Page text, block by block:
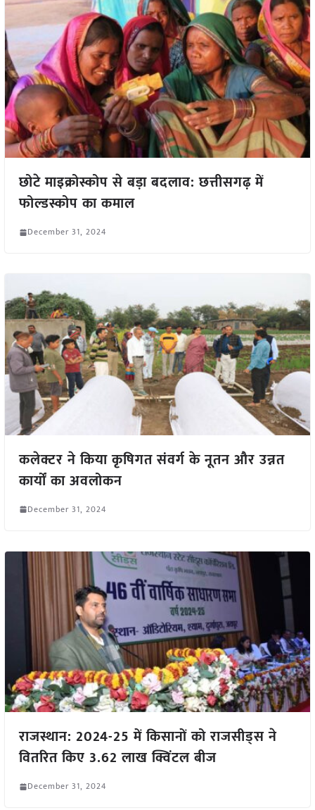
छोटे माइक्रोस्कोप से बड़ा बदलाव: छत्तीसगढ़ में
फोल्डस्कोप का कमाल
December 31, 2024
कलेक्टर ने किया कृषिगत संवर्ग के नूतन और उन्नत
कार्यों का अवलोकन
December 31, 2024
राजस्थान: 2024-25 में किसानों को राजसीड्स ने
वितरित किए 3.62 लाख क्विंटल बीज
December 31, 2024